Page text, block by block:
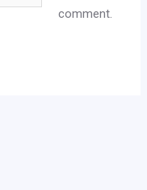
comment.